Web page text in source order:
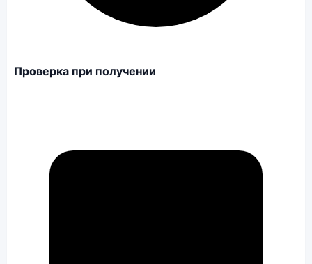
Проверка при получении